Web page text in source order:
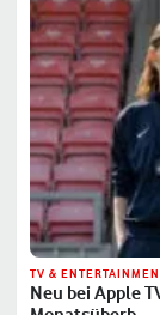
TV &
Neu bei Apple